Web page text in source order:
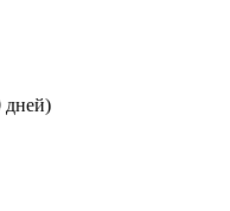
дней)